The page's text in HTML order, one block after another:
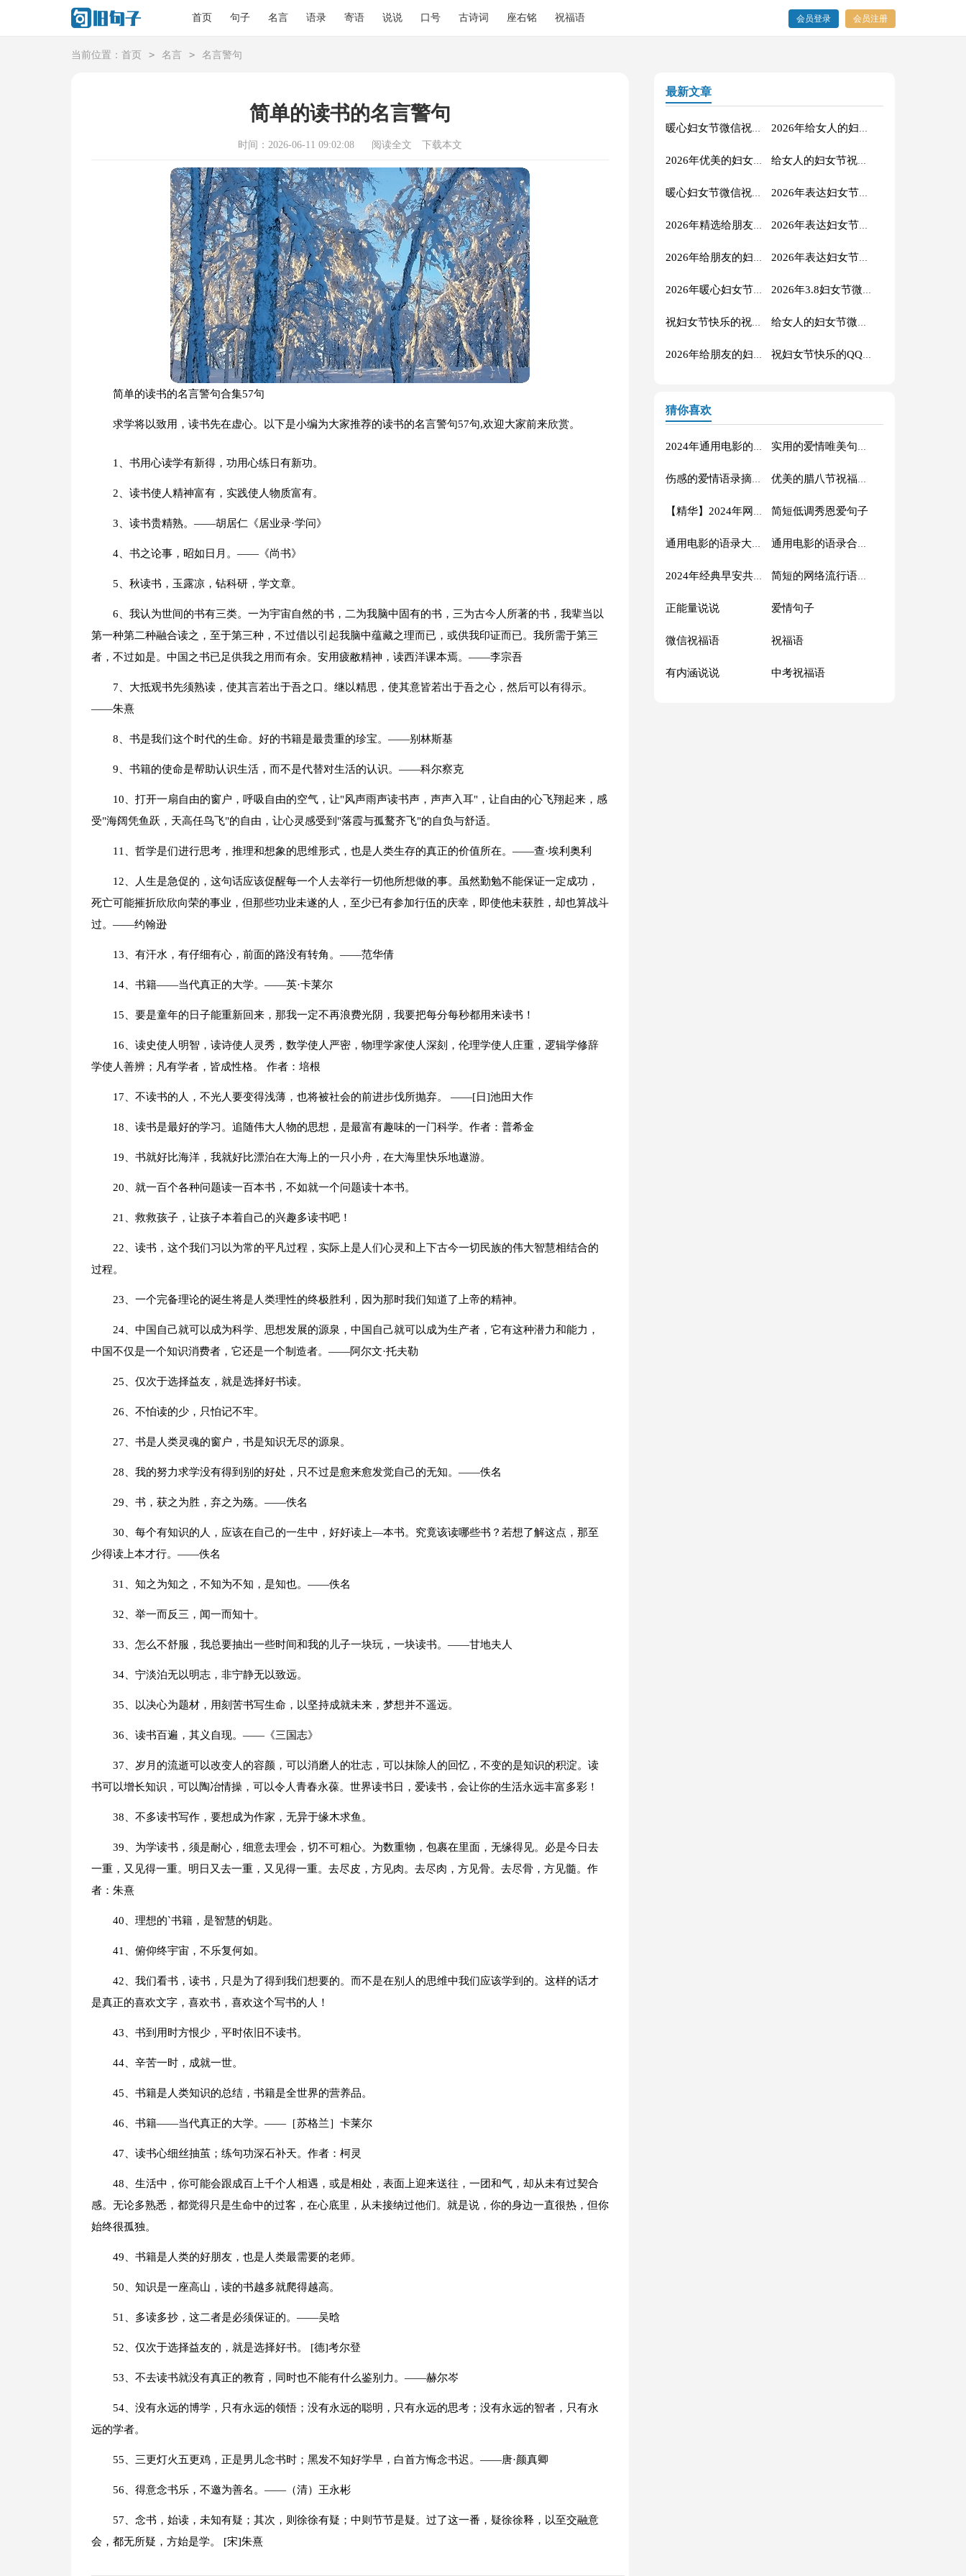
首页 句子 名言 语录 寄语 说说 口号 古诗词 座右铭 祝福语 会员登录 会员注册
当前位置： 首页 > 名言 > 名言警句
简单的读书的名言警句
时间：2026-06-11 09:02:08 阅读全文 下载本文
简单的读书的名言警句合集57句
求学将以致用，读书先在虚心。以下是小编为大家推荐的读书的名言警句57句,欢迎大家前来欣赏。
1、书用心读学有新得，功用心练日有新功。
2、读书使人精神富有，实践使人物质富有。
3、读书贵精熟。——胡居仁《居业录·学问》
4、书之论事，昭如日月。——《尚书》
5、秋读书，玉露凉，钻科研，学文章。
6、我认为世间的书有三类。一为宇宙自然的书，二为我脑中固有的书，三为古今人所著的书，我辈当以
第一种第二种融合读之，至于第三种，不过借以引起我脑中蕴藏之理而已，或供我印证而已。我所需于第三
者，不过如是。中国之书已足供我之用而有余。安用疲敝精神，读西洋课本焉。——李宗吾
7、大抵观书先须熟读，使其言若出于吾之口。继以精思，使其意皆若出于吾之心，然后可以有得示。
——朱熹
8、书是我们这个时代的生命。好的书籍是最贵重的珍宝。——别林斯基
9、书籍的使命是帮助认识生活，而不是代替对生活的认识。——科尔察克
10、打开一扇自由的窗户，呼吸自由的空气，让"风声雨声读书声，声声入耳"，让自由的心飞翔起来，感
受"海阔凭鱼跃，天高任鸟飞"的自由，让心灵感受到"落霞与孤鹜齐飞"的自负与舒适。
11、哲学是们进行思考，推理和想象的思维形式，也是人类生存的真正的价值所在。——查·埃利奥利
12、人生是急促的，这句话应该促醒每一个人去举行一切他所想做的事。虽然勤勉不能保证一定成功，
死亡可能摧折欣欣向荣的事业，但那些功业未遂的人，至少已有参加行伍的庆幸，即使他未获胜，却也算战斗
过。——约翰逊
13、有汗水，有仔细有心，前面的路没有转角。——范华倩
14、书籍——当代真正的大学。——英·卡莱尔
15、要是童年的日子能重新回来，那我一定不再浪费光阴，我要把每分每秒都用来读书！
16、读史使人明智，读诗使人灵秀，数学使人严密，物理学家使人深刻，伦理学使人庄重，逻辑学修辞
学使人善辨；凡有学者，皆成性格。 作者：培根
17、不读书的人，不光人要变得浅薄，也将被社会的前进步伐所抛弃。 ——[日]池田大作
18、读书是最好的学习。追随伟大人物的思想，是最富有趣味的一门科学。作者：普希金
19、书就好比海洋，我就好比漂泊在大海上的一只小舟，在大海里快乐地遨游。
20、就一百个各种问题读一百本书，不如就一个问题读十本书。
21、救救孩子，让孩子本着自己的兴趣多读书吧！
22、读书，这个我们习以为常的平凡过程，实际上是人们心灵和上下古今一切民族的伟大智慧相结合的
过程。
23、一个完备理论的诞生将是人类理性的终极胜利，因为那时我们知道了上帝的精神。
24、中国自己就可以成为科学、思想发展的源泉，中国自己就可以成为生产者，它有这种潜力和能力，
中国不仅是一个知识消费者，它还是一个制造者。——阿尔文·托夫勒
25、仅次于选择益友，就是选择好书读。
26、不怕读的少，只怕记不牢。
27、书是人类灵魂的窗户，书是知识无尽的源泉。
28、我的努力求学没有得到别的好处，只不过是愈来愈发觉自己的无知。——佚名
29、书，获之为胜，弃之为殇。——佚名
30、每个有知识的人，应该在自己的一生中，好好读上—本书。究竟该读哪些书？若想了解这点，那至
少得读上本才行。——佚名
31、知之为知之，不知为不知，是知也。——佚名
32、举一而反三，闻一而知十。
33、怎么不舒服，我总要抽出一些时间和我的儿子一块玩，一块读书。——甘地夫人
34、宁淡泊无以明志，非宁静无以致远。
35、以决心为题材，用刻苦书写生命，以坚持成就未来，梦想并不遥远。
36、读书百遍，其义自现。――《三国志》
37、岁月的流逝可以改变人的容颜，可以消磨人的壮志，可以抹除人的回忆，不变的是知识的积淀。读
书可以增长知识，可以陶冶情操，可以令人青春永葆。世界读书日，爱读书，会让你的生活永远丰富多彩！
38、不多读书写作，要想成为作家，无异于缘木求鱼。
39、为学读书，须是耐心，细意去理会，切不可粗心。为数重物，包裹在里面，无缘得见。必是今日去
一重，又见得一重。明日又去一重，又见得一重。去尽皮，方见肉。去尽肉，方见骨。去尽骨，方见髓。作
者：朱熹
40、理想的`书籍，是智慧的钥匙。
41、俯仰终宇宙，不乐复何如。
42、我们看书，读书，只是为了得到我们想要的。而不是在别人的思维中我们应该学到的。这样的话才
是真正的喜欢文字，喜欢书，喜欢这个写书的人！
43、书到用时方恨少，平时依旧不读书。
44、辛苦一时，成就一世。
45、书籍是人类知识的总结，书籍是全世界的营养品。
46、书籍——当代真正的大学。——［苏格兰］卡莱尔
47、读书心细丝抽茧；练句功深石补天。作者：柯灵
48、生活中，你可能会跟成百上千个人相遇，或是相处，表面上迎来送往，一团和气，却从未有过契合
感。无论多熟悉，都觉得只是生命中的过客，在心底里，从未接纳过他们。就是说，你的身边一直很热，但你
始终很孤独。
49、书籍是人类的好朋友，也是人类最需要的老师。
50、知识是一座高山，读的书越多就爬得越高。
51、多读多抄，这二者是必须保证的。——吴晗
52、仅次于选择益友的，就是选择好书。 [德]考尔登
53、不去读书就没有真正的教育，同时也不能有什么鉴别力。——赫尔岑
54、没有永远的博学，只有永远的领悟；没有永远的聪明，只有永远的思考；没有永远的智者，只有永
远的学者。
55、三更灯火五更鸡，正是男儿念书时；黑发不知好学早，白首方悔念书迟。——唐·颜真卿
56、得意念书乐，不邀为善名。——（清）王永彬
57、念书，始读，未知有疑；其次，则徐徐有疑；中则节节是疑。过了这一番，疑徐徐释，以至交融意
会，都无所疑，方始是学。 [宋]朱熹
最新文章
猜你喜欢
2024年通用电影的语录摘录88条 实用的爱情唯美句子汇编56条
伤感的爱情语录摘录81条 优美的腊八节祝福语71条
【精华】2024年网络流行的语录摘录32句 简短低调秀恩爱句子
通用电影的语录大汇总88条 通用电影的语录合集70条
2024年经典早安共勉句子短信汇总41句 简短的网络流行语录摘录50句
正能量说说 爱情句子
微信祝福语 祝福语
有内涵说说 中考祝福语